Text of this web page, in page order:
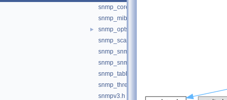
snmp_core.h
snmp_mib2.h
►
snmp_opts.h
snmp_scalar.h
snmp_snmpv2_framework.h
snmp_snmpv2_usm.h
snmp_table.h
snmp_threadsync.h
snmpv3.h